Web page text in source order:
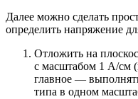
Далее можно сделать
определить напряжение
Отложить на
с масштабом 1 A/см
главное —
типа в одном